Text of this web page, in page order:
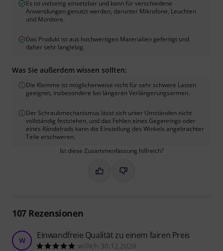
Es ist vielseitig einsetzbar und kann für verschiedene
Anwendungen genutzt werden, darunter Mikrofone, Leuchten
und Monitore.
Das Produkt ist aus hochwertigen Materialien gefertigt und
daher sehr langlebig.
Was Sie außerdem wissen sollten:
Die Klemme ist möglicherweise nicht für sehr schwere Lasten
geeignet, insbesondere bei längeren Verlängerungsarmen.
Der Schraubmechanismus lässt sich unter Umständen nicht
vollständig festziehen, und das Fehlen eines Gegenrings oder
eines Rändelrads kann die Einstellung des Winkels angebrachter
Teile erschweren.
Ist diese Zusammenfassung hilfreich?
Markieren Sie diese
Markieren Sie diese
107Rezensionen
W Einwandfreie Qualität zu einem fairen Preis
willich 30.12.2020